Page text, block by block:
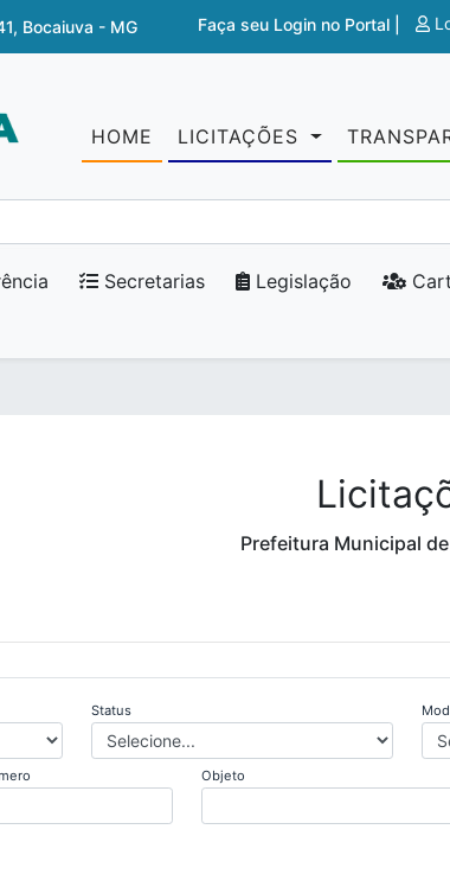
Bocaiuva - MG Faça seu Login no Portal |
HOME LICITAÇÕES
Secretarias Legislação
Prefeitura Municipal
Status
Objeto